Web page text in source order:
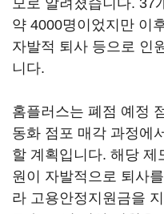
모로 알려졌습니다. 37
약 4000명이었지만 이
자발적 퇴사 등으로 인
니다.
홈플러스는 폐점 예정
동화 점포 매각 과정에
할 계획입니다. 해당 제
원이 자발적으로 퇴사
라 고용안정지원금을